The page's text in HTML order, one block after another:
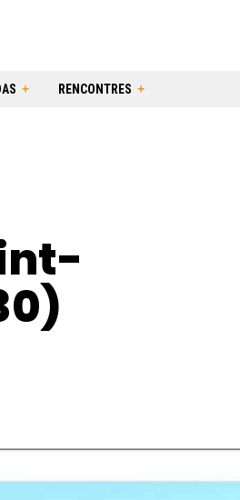
RENCONTRES